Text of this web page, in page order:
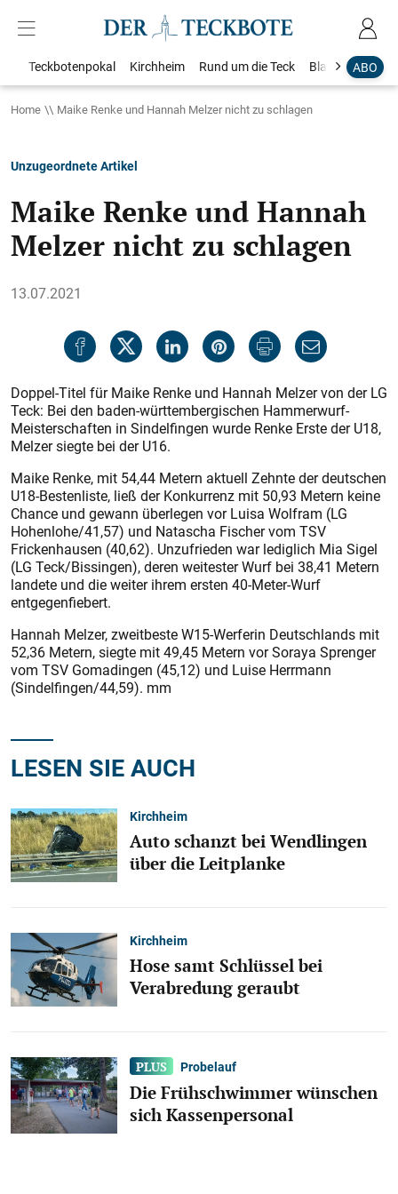
ABO
Teckbotenpokal Kirchheim Rund um die Teck Blaulicht
Home Maike Renke und Hannah Melzer nicht zu schlagen
Unzugeordnete Artikel
Maike Renke und Hannah
Melzer nicht zu schlagen
13.07.2021
Doppel-Titel für Maike Renke und Hannah Melzer von der LG
Teck: Bei den baden-württembergischen Hammerwurf-
Meisterschaften in Sindelfingen wurde Renke Erste der U18,
Melzer siegte bei der U16.
Maike Renke, mit 54,44 Metern aktuell Zehnte der deutschen
U18-Bestenliste, ließ der Konkurrenz mit 50,93 Metern keine
Chance und gewann überlegen vor Luisa Wolfram (LG
Hohenlohe/41,57) und Natascha Fischer vom TSV
Frickenhausen (40,62). Unzufrieden war lediglich Mia Sigel
(LG Teck/Bissingen), deren weitester Wurf bei 38,41 Metern
landete und die weiter ihrem ersten 40-Meter-Wurf
entgegenfiebert.
Hannah Melzer, zweitbeste W15-Werferin Deutschlands mit
52,36 Metern, siegte mit 49,45 Metern vor Soraya Sprenger
vom TSV Gomadingen (45,12) und Luise Herrmann
(Sindelfingen/44,59). mm
LESEN SIE AUCH
Kirchheim
Auto schanzt bei Wendlingen
über die Leitplanke
Kirchheim
Hose samt Schlüssel bei
Verabredung geraubt
Probelauf
Die Frühschwimmer wünschen
sich Kassenpersonal